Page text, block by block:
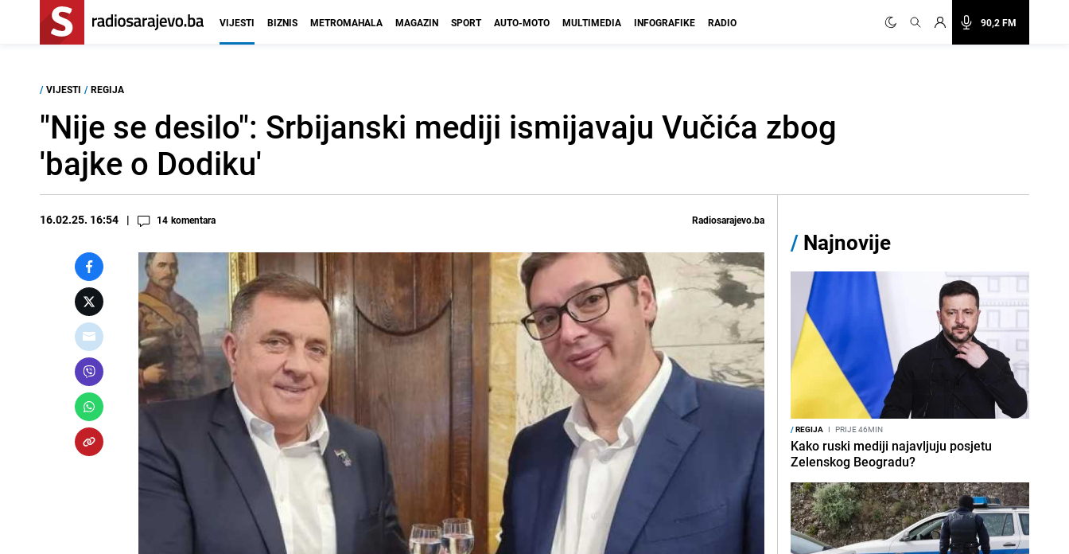
90,2 FM
VIJESTI BIZNIS METROMAHALA MAGAZIN SPORT AUTO-MOTO MULTIMEDIA INFOGRAFIKE RADIO
/ VIJESTI / REGIJA
"Nije se desilo": Srbijanski mediji ismijavaju Vučića zbog
'bajke o Dodiku'
16.02.25. 16:54 14 komentara Radiosarajevo.ba
/ Najnovije
/REGIJA I PRIJE 46MIN
Kako ruski mediji najavljuju posjetu
Zelenskog Beogradu?